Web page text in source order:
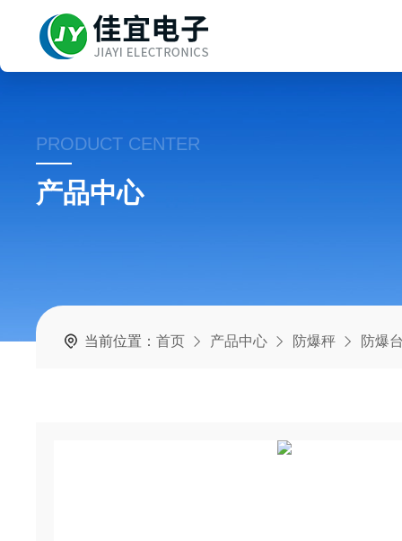
PRODUCT CENTER
产品中心
当前位置：首页 产品中心 防爆秤 防爆